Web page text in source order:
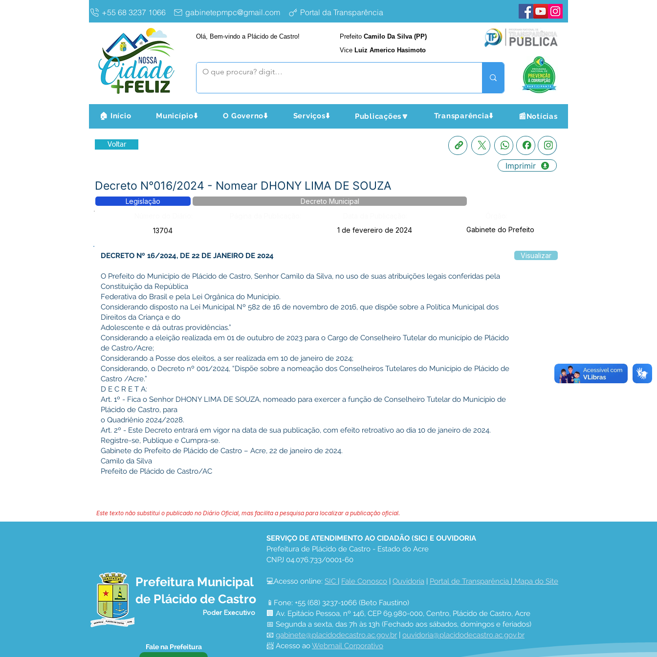
+55 68 3237 1066 gabinetepmpc@gmail.com Portal da Transparência
Olá, Bem-vindo a Plácido de Castro! Prefeito Camilo Da Silva (PP)
Vice Luiz Americo Hasimoto
🏠 Início Município⬇️ O Governo⬇️ Serviços⬇️ Publicações🔽 Transparência⬇️ 📰Notícias
Voltar
Imprimir
Decreto N°016/2024 - Nomear DHONY LIMA DE SOUZA
Legislação
Decreto Municipal
13704
1 de fevereiro de 2024 Gabinete do Prefeito
DECRETO Nº 16/2024, DE 22 DE JANEIRO DE 2024
O Prefeito do Município de Plácido de Castro, Senhor Camilo da Silva, no uso de suas atribuições legais conferidas pela
Constituição da República
Federativa do Brasil e pela Lei Orgânica do Município.
Considerando disposto na Lei Municipal Nº 582 de 16 de novembro de 2016, que dispõe sobre a Política Municipal dos
Direitos da Criança e do
Adolescente e dá outras providências.”
Considerando a eleição realizada em 01 de outubro de 2023 para o Cargo de Conselheiro Tutelar do município de Plácido
de Castro/Acre;
Considerando a Posse dos eleitos, a ser realizada em 10 de janeiro de 2024;
Considerando, o Decreto nº 001/2024, “Dispõe sobre a nomeação dos Conselheiros Tutelares do Município de Plácido de
Castro /Acre.”
D E C R E T A:
Art. 1º - Fica o Senhor DHONY LIMA DE SOUZA, nomeado para exercer a função de Conselheiro Tutelar do Município de
Plácido de Castro, para
o Quadriênio 2024/2028.
Art. 2º - Este Decreto entrará em vigor na data de sua publicação, com efeito retroativo ao dia 10 de janeiro de 2024.
Registre-se, Publique e Cumpra-se.
Gabinete do Prefeito de Plácido de Castro – Acre, 22 de janeiro de 2024.
Camilo da Silva
Prefeito de Plácido de Castro/AC
Visualizar
Este texto não substitui o publicado no Diário Oficial, mas facilita a pesquisa para localizar a publicação oficial.
Prefeitura Municipal
de Plácido de Castro
Poder Executivo
Fale na Prefeitura
SERVIÇO DE ATENDIMENTO AO CIDADÃO (SIC) E OUVIDORIA
Prefeitura de Plácido de Castro - Estado do Acre
CNPJ 04.076.733/0001-60
💻Acesso online: SIC | Fale Conosco | Ouvidoria | Portal de Transparência | Mapa do Site
📱Fone: +55 (68) 3237-1066 (Beto Faustino)
🏢 Av. Epitácio Pessoa, nº 146, CEP 69.980-000, Centro, Plácido de Castro, Acre
📅 Segunda a sexta, das 7h às 13h (Fechado aos sábados, domingos e feriados)
📧 gabinete@placidodecastro.ac.gov.br | ouvidoria@placidodecastro.ac.gov.br
📨 Acesso ao Webmail Corporativo